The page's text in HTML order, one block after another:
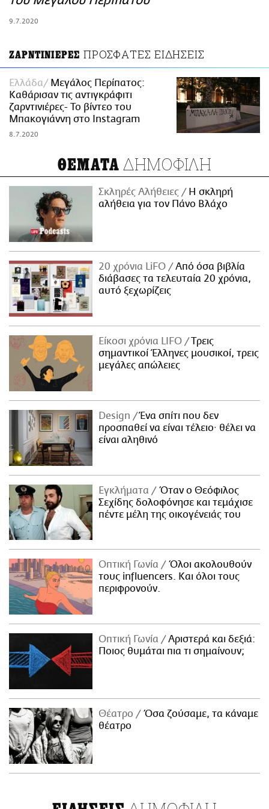
9.7.2020
ΖΑΡΝΤΙΝΙΕΡΕΣ ΠΡΟΣΦΑΤΕΣ ΕΙΔΗΣΕΙΣ
Ελλάδα
Μεγάλος Περίπατος:
Καθάρισαν τις αντιγκράφιτι
ζαρντινιέρες- Το βίντεο του
Μπακογιάννη στο Instagram
8.7.2020
ΘΕΜΑΤΑ ΔΗΜΟΦΙΛΗ
Σκληρές Αλήθειες
H σκληρή
αλήθεια για τον Πάνο Βλάχο
20 χρόνια LiFO
Από όσα βιβλία
διάβασες τα τελευταία 20 χρόνια,
αυτό ξεχωρίζεις
Είκοσι χρόνια LIFO
Tρεις
σημαντικοί Έλληνες μουσικοί, τρεις
μεγάλες απώλειες
Design
Ένα σπίτι που δεν
προσπαθεί να είναι τέλειο· θέλει να
είναι αληθινό
Εγκλήματα
Όταν ο Θεόφιλος
Σεχίδης δολοφόνησε και τεμάχισε
πέντε μέλη της οικογένειάς του
Οπτική Γωνία
Όλοι ακολουθούν
τους influencers. Και όλοι τους
περιφρονούν.
Οπτική Γωνία
Αριστερά και δεξιά:
Ποιος θυμάται πια τι σημαίνουν;
Θέατρο
Όσα ζούσαμε, τα κάναμε
θέατρο